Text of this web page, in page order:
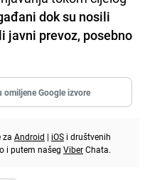
dok su nosili
javni prevoz, posebno
omiljene Google izvore
za Android | iOS i društvenih
i putem našeg ViberChata.